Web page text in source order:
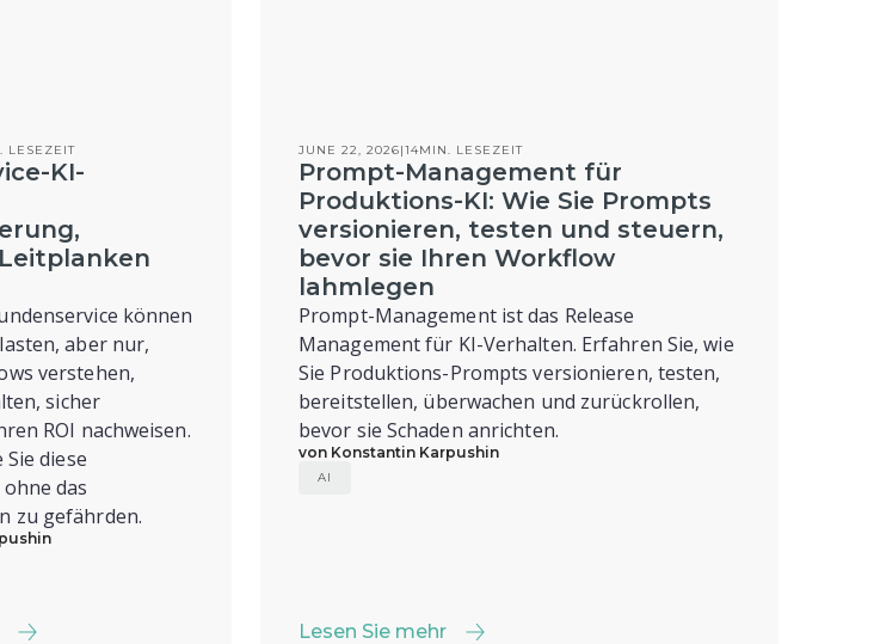
LESEZEIT
KI-
können
aber nur,
verstehen,
sicher
ROI nachweisen.
diese
das
zu gefährden.
JUNE 22, 2026|14MIN. LESEZEIT
Prompt-Management für
Produktions-KI: Wie Sie Prompts
versionieren, testen und steuern,
bevor sie Ihren Workflow
lahmlegen
Prompt-Management ist das Release
Management für KI-Verhalten. Erfahren Sie, wie
Sie Produktions-Prompts versionieren, testen,
bereitstellen, überwachen und zurückrollen,
bevor sie Schaden anrichten.
von Konstantin Karpushin
AI
Lesen Sie mehr